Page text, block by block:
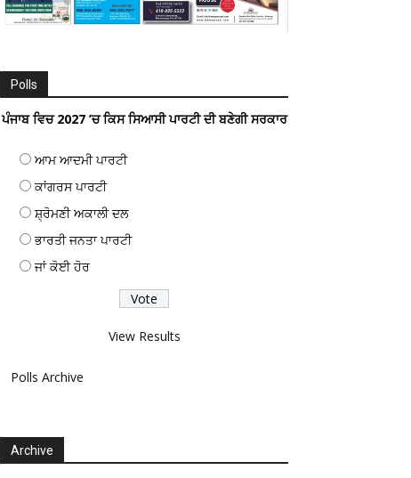
Polls
ਪੰਜਾਬ ਵਿਚ 2027 ’ਚ ਕਿਸ ਸਿਆਸੀ ਪਾਰਟੀ ਦੀ ਬਣੇਗੀ ਸਰਕਾਰ
ਆਮ ਆਦਮੀ ਪਾਰਟੀ
ਕਾਂਗਰਸ ਪਾਰਟੀ
ਸ਼੍ਰੋਮਣੀ ਅਕਾਲੀ ਦਲ
ਭਾਰਤੀ ਜਨਤਾ ਪਾਰਟੀ
ਜਾਂ ਕੋਈ ਹੋਰ
View Results
Polls Archive
Archive